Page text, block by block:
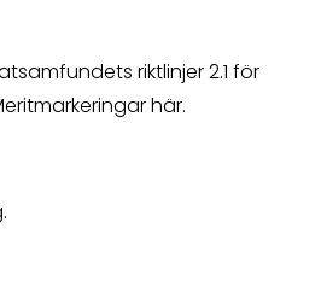
riktlinjer 2.1 för
här.